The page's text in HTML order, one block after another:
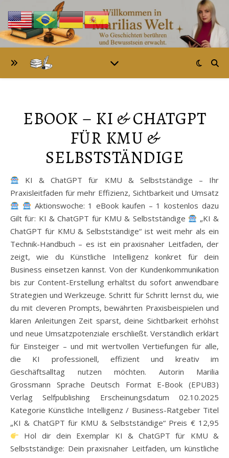
EBOOK – KI & CHATGPT
FÜR KMU &
SELBSTSTÄNDIGE
KI & ChatGPT für KMU & Selbstständige – Ihr
Praxisleitfaden für mehr Effizienz, Sichtbarkeit und Umsatz
Aktionswoche: 1 eBook kaufen – 1 kostenlos dazu
Gilt für: KI & ChatGPT für KMU & Selbstständige
„KI &
ChatGPT für KMU & Selbstständige“ ist weit mehr als ein
Technik-Handbuch – es ist ein praxisnaher Leitfaden, der
zeigt, wie du Künstliche Intelligenz konkret für dein
Business einsetzen kannst. Von der Kundenkommunikation
bis zur Content-Erstellung erhältst du sofort anwendbare
Strategien und Werkzeuge. Schritt für Schritt lernst du, wie
du mit cleveren Prompts, bewährten Praxisbeispielen und
klaren Anleitungen Zeit sparst, deine Sichtbarkeit erhöhst
und neue Umsatzpotenziale erschließt. Verständlich erklärt
für Einsteiger – und mit wertvollen Vertiefungen für alle,
die KI professionell, effizient und kreativ im
Geschäftsalltag nutzen möchten. Autorin Marilia
Grossmann Sprache Deutsch Format E-Book (EPUB3)
Verlag Selfpublishing Erscheinungsdatum 02.10.2025
Kategorie Künstliche Intelligenz / Business-Ratgeber Titel
„KI & ChatGPT für KMU & Selbstständige“ Preis € 12,95
Hol dir dein Exemplar KI & ChatGPT für KMU &
Selbstständige: Dein praxisnaher Leitfaden, um künstliche